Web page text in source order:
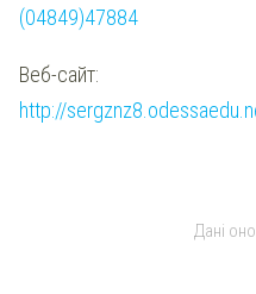
(04849)47884
Веб-сайт:
http://
Дані